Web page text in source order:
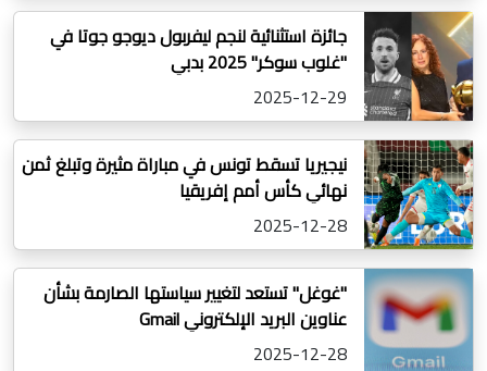
جائزة استثنائية لنجم ليفربول ديوجو جوتا في
"غلوب سوكر" 2025 بدبي
2025-12-29
نيجيريا تسقط تونس في مباراة مثيرة وتبلغ ثمن
نهائي كأس أمم إفريقيا
2025-12-28
"غوغل" تستعد لتغيير سياستها الصارمة بشأن
عناوين البريد اﻹلكتروني Gmail
2025-12-28